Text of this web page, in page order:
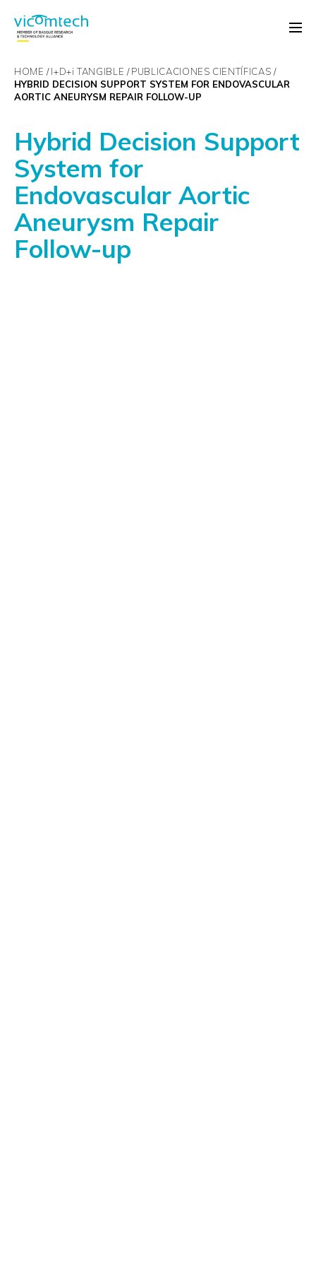
HOME I+D+i TANGIBLE PUBLICACIONES CIENTÍFICAS
HYBRID DECISION SUPPORT SYSTEM FOR ENDOVASCULAR
AORTIC ANEURYSM REPAIR FOLLOW-UP
Hybrid Decision Support
System for
Endovascular Aortic
Aneurysm Repair
Follow-up